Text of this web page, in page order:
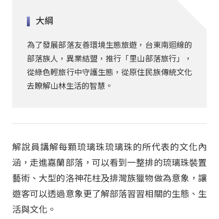
大綱
為了發展部落友善環境生態旅遊，台東南迴線的
部落族人，異業結盟，推行「里山部落旅行」，
從綠色輕旅行中守護生態，從原住民族傳統文化
去瞭解山林生活的智慧。
解說員講解每顆琉璃珠琉璃珠的所代表的文化內
涵，走進嘉蘭部落，可以看到一整排的琉璃珠裝置
藝術、大型的洛神花柱及排灣族獵物做為意象，讓
遊客可以透過意象更了解部落習習相關的生態、生
活與文化。